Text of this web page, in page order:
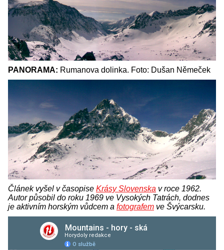
PANORAMA: Rumanova dolinka. Foto: Dušan Němeček
Článek vyšel v časopise Krásy Slovenska v roce 1962.
Autor působil do roku 1969 ve Vysokých Tatrách, dodnes
je aktivním horským vůdcem a fotografem ve Švýcarsku.